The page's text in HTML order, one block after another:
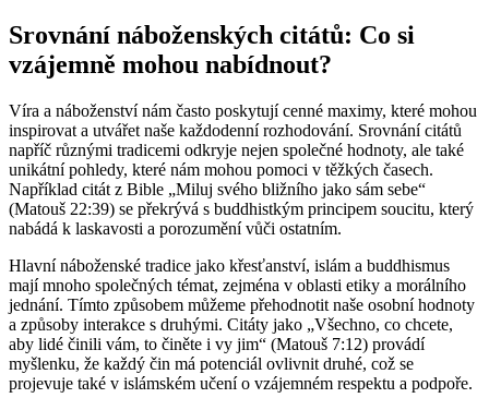
Srovnání náboženských citátů: Co si
vzájemně mohou nabídnout?
Víra a náboženství nám často poskytují cenné maximy, které mohou
inspirovat a utvářet naše každodenní rozhodování. Srovnání citátů
napříč různými tradicemi odkryje nejen společné hodnoty, ale také
unikátní pohledy, které nám mohou pomoci v těžkých časech.
Například citát z Bible „Miluj svého bližního jako sám sebe“
(Matouš 22:39) se překrývá s buddhistkým principem soucitu, který
nabádá k laskavosti a porozumění vůči ostatním.
Hlavní náboženské tradice jako křesťanství, islám a buddhismus
mají mnoho společných témat, zejména v oblasti etiky a morálního
jednání. Tímto způsobem můžeme přehodnotit naše osobní hodnoty
a způsoby interakce s druhými. Citáty jako „Všechno, co chcete,
aby lidé činili vám, to činěte i vy jim“ (Matouš 7:12) provádí
myšlenku, že každý čin má potenciál ovlivnit druhé, což se
projevuje také v islámském učení o vzájemném respektu a podpoře.